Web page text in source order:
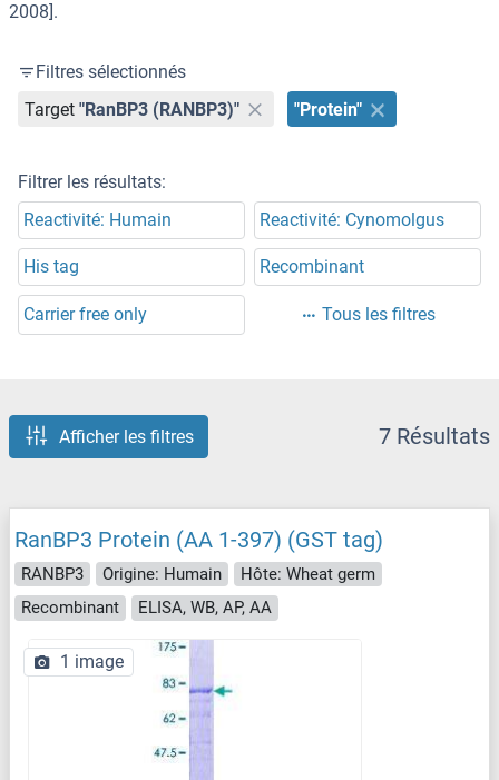
2008].
Filtres sélectionnés
Target "RanBP3 (RANBP3)" "Protein"
Filtrer les résultats:
Reactivité: Humain
Reactivité: Cynomolgus
His tag Recombinant
Carrier free only Tous les filtres
Afficher les filtres 7 Résultats
RanBP3 Protein (AA 1-397) (GST tag)
RANBP3 Origine: Humain
Hôte: Wheat germ
Recombinant
ELISA, WB, AP, AA
1 image